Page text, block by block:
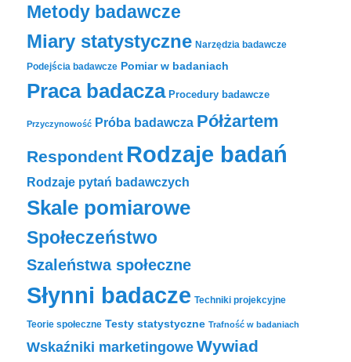
Metody badawcze
Miary statystyczne Narzędzia badawcze
Podejścia badawcze Pomiar w badaniach
Praca badacza Procedury badawcze
Przyczynowość Próba badawcza Półżartem
Respondent Rodzaje badań
Rodzaje pytań badawczych
Skale pomiarowe
Społeczeństwo
Szaleństwa społeczne
Słynni badacze Techniki projekcyjne
Teorie społeczne Testy statystyczne Trafność w badaniach
Wskaźniki marketingowe Wywiad